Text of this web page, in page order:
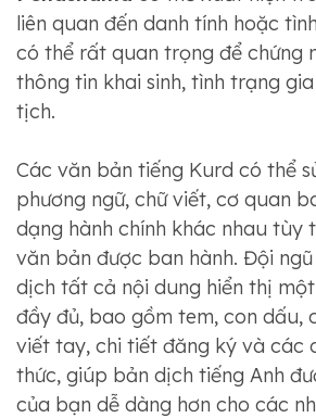
liên quan đến danh tính hoặc
có thể rất quan trọng để chứng
thông tin khai sinh, tình trạng
tịch.
Các văn bản tiếng Kurd có thể
phương ngữ, chữ viết, cơ quan
dạng hành chính khác nhau tùy
văn bản được ban hành. Đội
dịch tất cả nội dung hiển thị
đầy đủ, bao gồm tem, con dấu,
viết tay, chi tiết đăng ký và các
thức, giúp bản dịch tiếng Anh
của bạn dễ dàng hơn cho các